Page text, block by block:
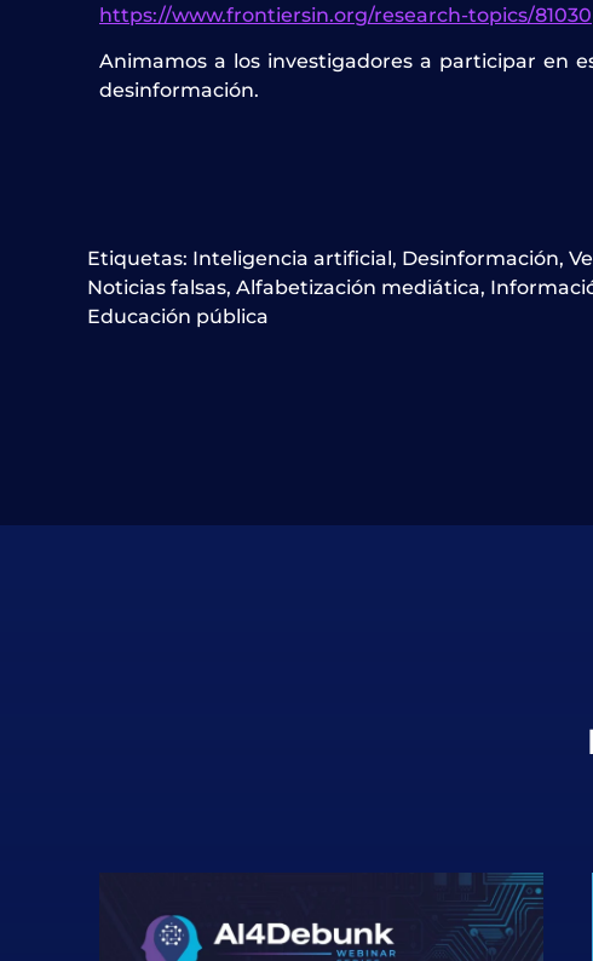
https://www.frontiersin.org/research-topics/81030
Animamos a los investigadores a participar en
desinformación.
Etiquetas: Inteligencia artificial, Desinformación,
Noticias falsas, Alfabetización mediática,
Educación pública